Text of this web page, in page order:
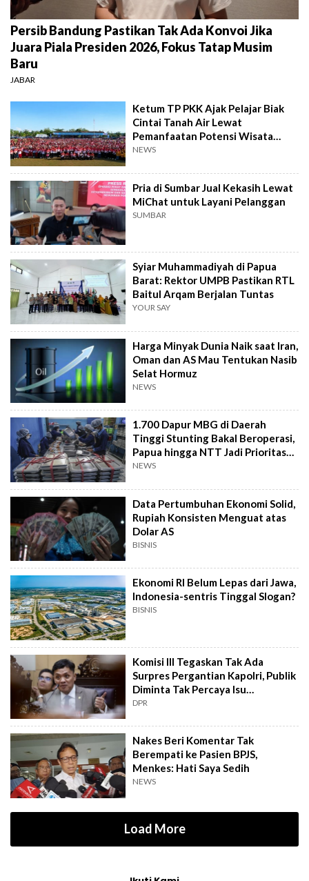
Persib Bandung Pastikan Tak Ada Konvoi Jika
Juara Piala Presiden 2026, Fokus Tatap Musim
Baru
JABAR
Ketum TP PKK Ajak Pelajar Biak
Cintai Tanah Air Lewat
Pemanfaatan Potensi Wisata
Bahari
NEWS
Pria di Sumbar Jual Kekasih Lewat
MiChat untuk Layani Pelanggan
SUMBAR
Syiar Muhammadiyah di Papua
Barat: Rektor UMPB Pastikan RTL
Baitul Arqam Berjalan Tuntas
YOUR SAY
Harga Minyak Dunia Naik saat Iran,
Oman dan AS Mau Tentukan Nasib
Selat Hormuz
NEWS
1.700 Dapur MBG di Daerah
Tinggi Stunting Bakal Beroperasi,
Papua hingga NTT Jadi Prioritas
BGN
NEWS
Data Pertumbuhan Ekonomi Solid,
Rupiah Konsisten Menguat atas
Dolar AS
BISNIS
Ekonomi RI Belum Lepas dari Jawa,
Indonesia-sentris Tinggal Slogan?
BISNIS
Komisi III Tegaskan Tak Ada
Surpres Pergantian Kapolri, Publik
Diminta Tak Percaya Isu
Menyesatkan
DPR
Nakes Beri Komentar Tak
Berempati ke Pasien BPJS,
Menkes: Hati Saya Sedih
NEWS
Load More